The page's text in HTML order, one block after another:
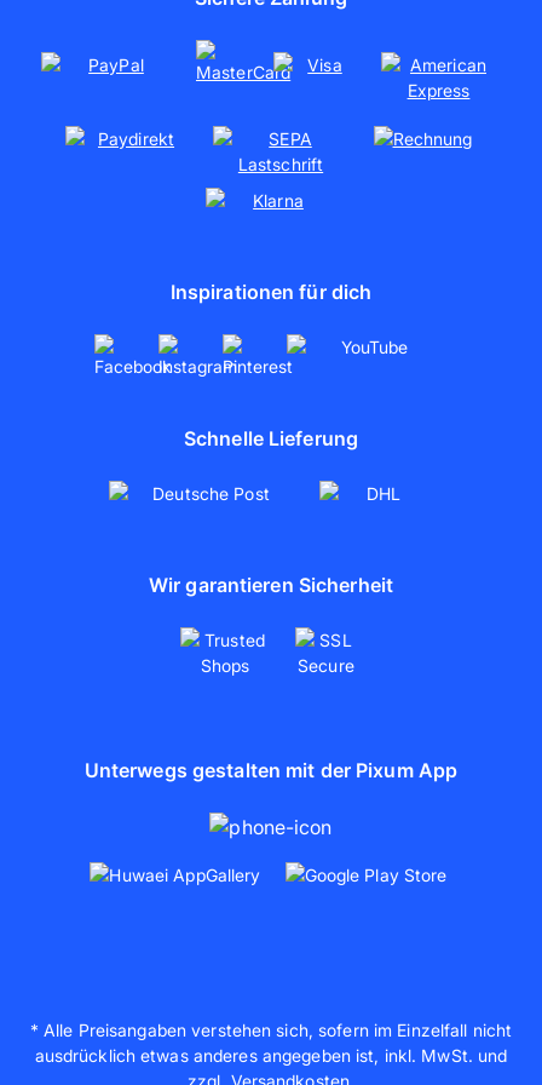
Soziales Engagement
Partnerschaften
Inspirationen für dich
Schnelle Lieferung
Wir garantieren Sicherheit
Unterwegs gestalten mit der Pixum App
* Alle Preisangaben verstehen sich, sofern im Einzelfall nicht
ausdrücklich etwas anderes angegeben ist, inkl. MwSt. und
zzgl. Versandkosten.